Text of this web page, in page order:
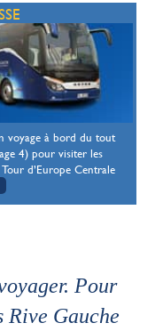
voyage à bord du tout
4) pour visiter les
d’Europe Centrale
Pour
Rive Gauche